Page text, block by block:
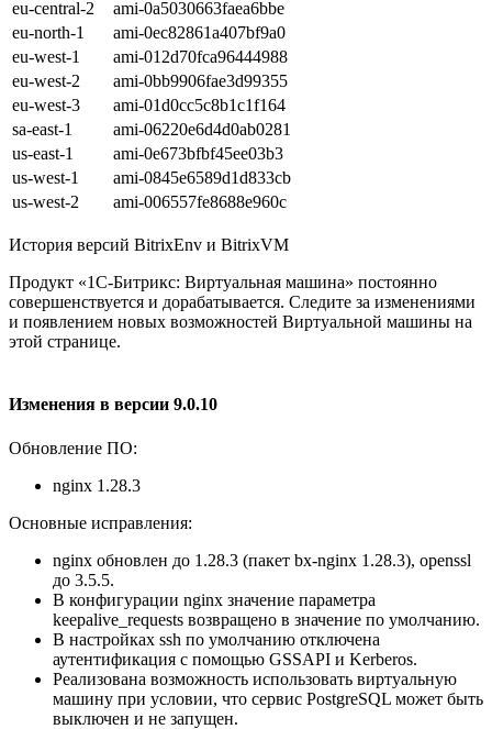
eu-central-2
ami-0a5030663faea6bbe
eu-north-1
ami-0ec82861a407bf9a0
eu-west-1
ami-012d70fca96444988
eu-west-2
ami-0bb9906fae3d99355
eu-west-3
ami-01d0cc5c8b1c1f164
sa-east-1
ami-06220e6d4d0ab0281
us-east-1
ami-0e673bfbf45ee03b3
us-west-1
ami-0845e6589d1d833cb
us-west-2
ami-006557fe8688e960c
История версий BitrixEnv и BitrixVM
Продукт «1С-Битрикс: Виртуальная машина» постоянно
совершенствуется и дорабатывается. Следите за изменениями
и появлением новых возможностей Виртуальной машины на
этой странице.
Изменения в версии 9.0.10
Обновление ПО:
nginx 1.28.3
Основные исправления:
nginx обновлен до 1.28.3 (пакет bx-nginx 1.28.3), openssl
до 3.5.5.
В конфигурации nginx значение параметра
keepalive_requests возвращено в значение по умолчанию.
В настройках ssh по умолчанию отключена
аутентификация с помощью GSSAPI и Kerberos.
Реализована возможность использовать виртуальную
машину при условии, что сервис PostgreSQL может быть
выключен и не запущен.